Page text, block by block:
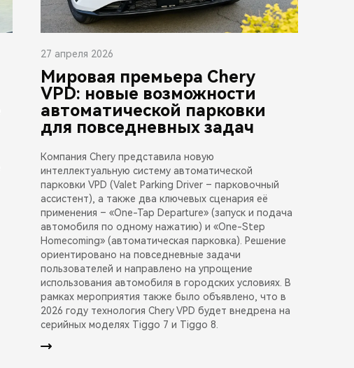
27 апреля 2026
Мировая премьера Chery
VPD: новые возможности
автоматической парковки
для повседневных задач
Компания Chery представила новую
интеллектуальную систему автоматической
парковки VPD (Valet Parking Driver – парковочный
ассистент), а также два ключевых сценария её
применения – «One-Tap Departure» (запуск и подача
автомобиля по одному нажатию) и «One-Step
Homecoming» (автоматическая парковка). Решение
ориентировано на повседневные задачи
пользователей и направлено на упрощение
использования автомобиля в городских условиях. В
рамках мероприятия также было объявлено, что в
2026 году технология Chery VPD будет внедрена на
серийных моделях Tiggo 7 и Tiggo 8.